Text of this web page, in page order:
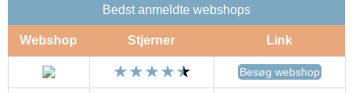
Bedst anmeldte webshops
Webshop Stjerner Link
Besøg webshop